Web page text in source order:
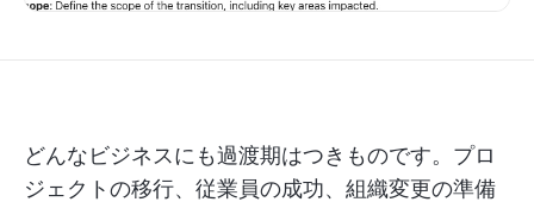
どんなビジネスにも過渡期はつきものです。プロ
ジェクトの移行、従業員の成功、組織変更の準備